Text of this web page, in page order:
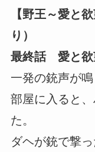
【野王～愛と
り）
最終話 愛と欲
一発の銃声が鳴
部屋に入ると
た。
ダヘが銃で撃っ